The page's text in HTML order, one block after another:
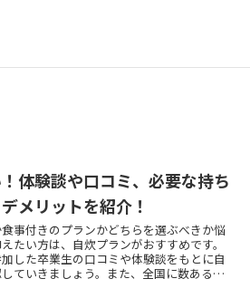
体験談や口コミ、必要な持ち
メリットを紹介！
事付きのプランかどちらを選ぶべきか悩
たい方は、自炊プランがおすすめです。
した卒業生の口コミや体験談をもとに自
ていきましょう。また、全国に数ある自